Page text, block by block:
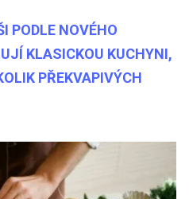
PODLE NOVÉHO
KLASICKOU KUCHYNI,
PŘEKVAPIVÝCH